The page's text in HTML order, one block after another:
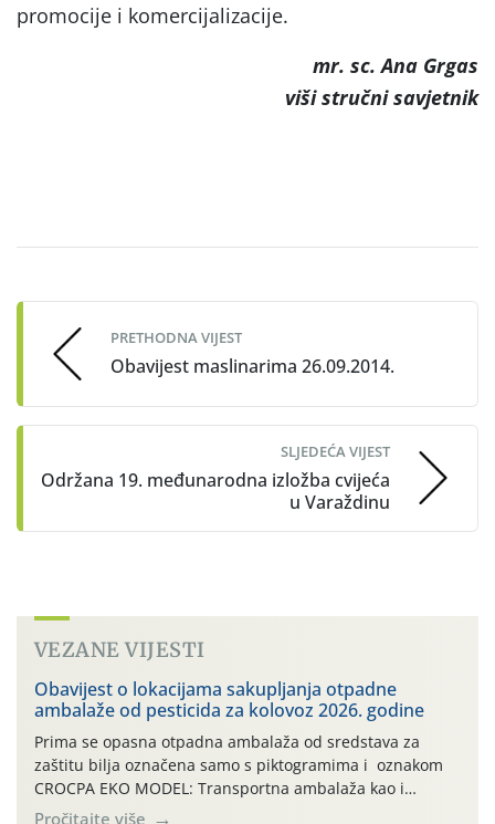
promocije i komercijalizacije.
mr. sc. Ana Grgas
viši stručni savjetnik
navigation
PRETHODNA VIJEST
Obavijest maslinarima 26.09.2014.
SLJEDEĆA VIJEST
Održana 19. međunarodna izložba cvijeća
u Varaždinu
VEZANE VIJESTI
Obavijest o lokacijama sakupljanja otpadne
ambalaže od pesticida za kolovoz 2026. godine
Prima se opasna otpadna ambalaža od sredstava za
zaštitu bilja označena samo s piktogramima i oznakom
CROCPA EKO MODEL: Transportna ambalaža kao i
ambalaža drugih proizvoda koji nisu sredstva za zaštitu
Pročitajte više